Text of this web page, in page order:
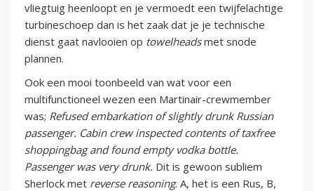
vliegtuig heenloopt en je vermoedt een twijfelachtige
turbineschoep dan is het zaak dat je je technische
dienst gaat navlooien op towelheadsmet snode
plannen.
Ook een mooi toonbeeld van wat voor een
multifunctioneel wezen een Martinair-crewmember
was; Refused embarkation of slightly drunk Russian
passenger. Cabin crew inspected contents of taxfree
shoppingbag and found empty vodka bottle.
Passenger was very drunk. Dit is gewoon subliem
Sherlock met reverse reasoning. A, het is een Rus, B,